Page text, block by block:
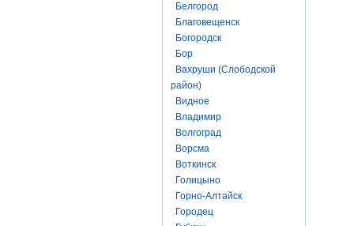
Белгород
Благовещенск
Богородск
Бор
Вахруши (Слободской
район)
Видное
Владимир
Волгоград
Ворсма
Воткинск
Голицыно
Горно-Алтайск
Городец